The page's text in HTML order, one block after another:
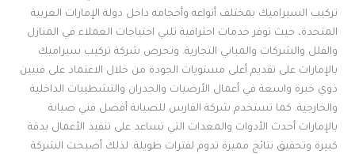
تركيب السيراميك بمختلف أنواعه وأحجامه داخل دولة الإمارات العربية
المتحدة، حيث توفر خدمات احترافية تلبي احتياجات العملاء في المنازل
والفلل والشركات والمباني التجارية. وتحرص شركة تركيب سيراميك
بالإمارات على تقديم أعلى مستويات الجودة من خلال الاعتماد على فنيين
ذوي خبرة واسعة في أعمال الأرضيات والجدران والتشطيبات الداخلية
والخارجية. كما تستخدم شركة الفارس للصيانة أفضل فني صيانة
بالإمارات أحدث الأدوات والمعدات التي تساعد على تنفيذ الأعمال بدقة
كبيرة وتحقيق نتائج مميزة تدوم لفترات طويلة. لذلك أصبحت الشركة